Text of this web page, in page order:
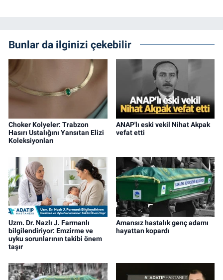
Bunlar da ilginizi çekebilir
Choker Kolyeler: Trabzon
Hasırı Ustalığını Yansıtan Elizi
Koleksiyonları
ANAP'lı eski vekil Nihat Akpak
vefat etti
Uzm. Dr. Nazlı J. Farmanlı
bilgilendiriyor: Emzirme ve
uyku sorunlarının takibi önem
taşır
Amansız hastalık genç adamı
hayattan kopardı